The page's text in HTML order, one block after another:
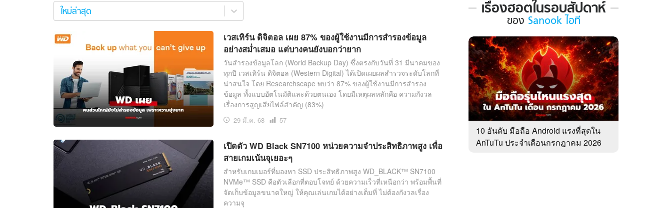
ข่าวเศรษฐกิจ
อัปเดตจีน
เช็กข่าวชัวร์
สุขภาพ
เที่ยว-กิน
Tasteful Thailand
Sanook Choice
ดูทีวี
Exclusive WeTV
นิยาย
ติดตามสนุกโซเชียลได้ที่ ติดต่อโฆษณา
tencentthbd sales@tencent.co.th
สงวนลิขสิทธิ์ © บริษัท อิมเมจ ฟิวเจอร์ (ประเทศไทย) จำกัด
ใหม่
ล่าสุด
ใหม่ล่าสุด
เวสเทิร์น ดิจิตอล เผย 87% ของผู้ใช้งานมีการสำรองข้อมูล
อย่างสม่ำเสมอ แต่บางคนยังบอกว่ายาก
วันสำรองข้อมูลโลก (World Backup Day) ซึ่งตรงกับวันที่ 31 มีนาคมของ
ทุกปี เวสเทิร์น ดิจิตอล (Western Digital) ได้เปิดเผยผลสำรวจระดับโลกที่
น่าสนใจ โดย Researchscape พบว่า 87% ของผู้ใช้งานมีการสำรอง
ข้อมูล ทั้งแบบอัตโนมัติและด้วยตนเอง โดยมีเหตุผลหลักคือ ความกังวล
เรื่องการสูญเสียไฟล์สำคัญ (83%)
29 มี.ค. 68
เปิด
57
เปิดตัว WD Black SN7100 หน่วยความจำประสิทธิภาพสูง เพื่อ
สายเกมเน้นจุเยอะๆ
สำหรับเกมเมอร์ที่มองหา SSD ประสิทธิภาพสูง WD_BLACK™ SN7100
NVMe™ SSD คือตัวเลือกที่ตอบโจทย์ ด้วยความเร็วที่เหนือกว่า พร้อมพื้นที่
จัดเก็บข้อมูลขนาดใหญ่ ให้คุณเล่นเกมได้อย่างเต็มที่ ไม่ต้องกังวลเรื่อง
ความจุ
เรื่องฮอตในรอบสัปดาห์
เรื่อง
ใน
รอบ
สัปดาห์
ของ
Sanook
ไอที
ของ Sanook ไอที
10 อันดับ มือถือ Android แรงที่สุดใน
AnTuTu ประจำเดือนกรกฎาคม 2026